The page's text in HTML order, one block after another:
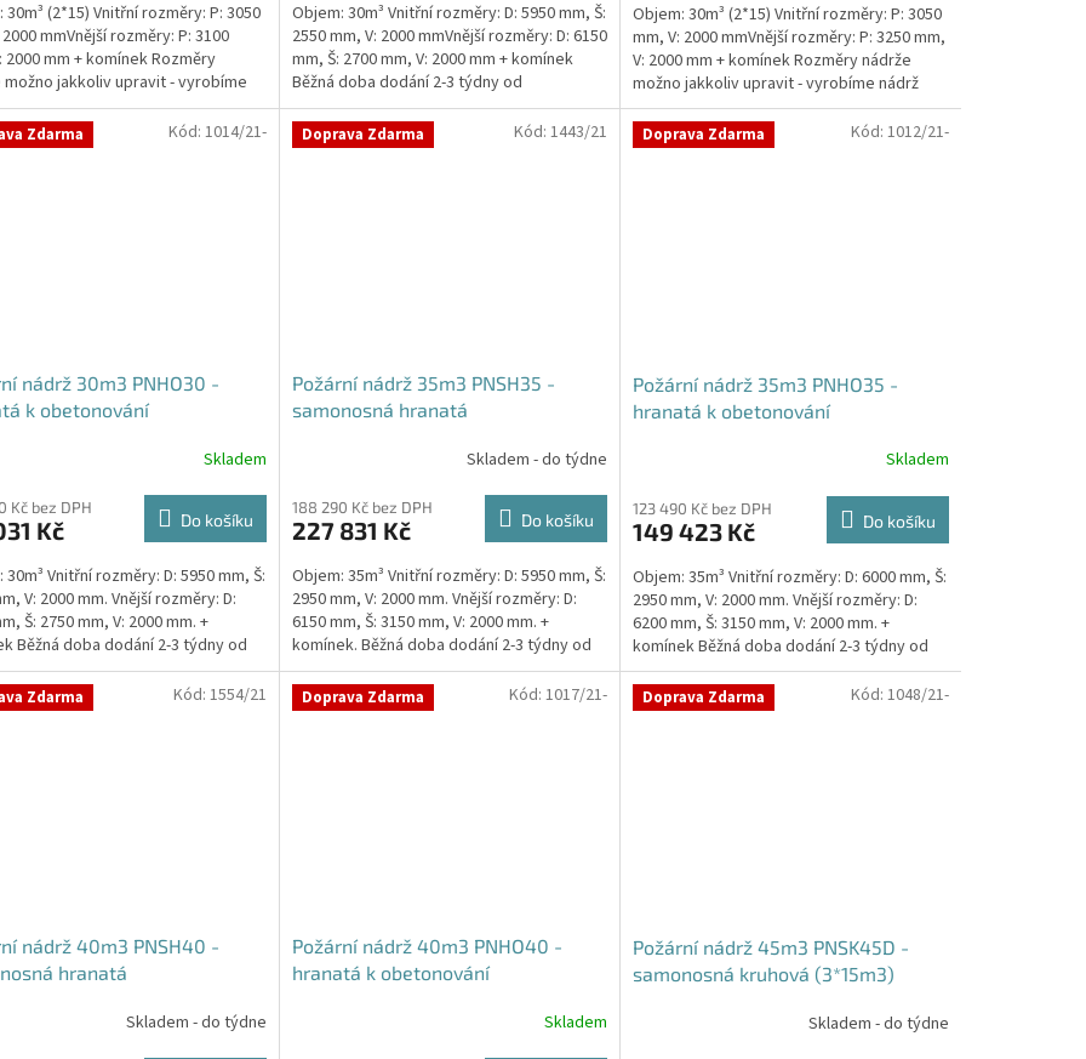
30m³ (2*15) Vnitřní rozměry: P: 3050
mmVnější rozměry: P: 3100
2000 mm + komínek Rozměry
možno jakkoliv upravit - vyrobíme
Objem: 30m³ Vnitřní rozměry: D: 5950 mm, Š:
2550 mm, V: 2000 mmVnější rozměry: D: 6150
mm, Š: 2700 mm, V: 2000 mm + komínek
Běžná doba dodání 2-3 týdny od
objednávky. Rozměry...
Objem: 30m³ (2*15) Vnitřní rozměry: P: 3050
mm, V: 2000 mmVnější rozměry: P: 3250 mm,
V: 2000 mm + komínek Rozměry nádrže
možno jakkoliv upravit - vyrobíme nádrž
na...
Zdarma
nádrž 30m3 PNHO30 -
k obetonování
Skladem
Kč bez DPH
Kč Do košíku
Vnitřní rozměry: D: 5950 mm, Š:
V: 2000 mm. Vnější rozměry: D:
Š: 2750 mm, V: 2000 mm. +
Běžná doba dodání 2-3 týdny od
Kód: 1014/21- Doprava Zdarma
Požární nádrž 35m3 PNSH35 -
samonosná hranatá
Skladem - do týdne
188 290 Kč bez DPH
227 831 Kč Do košíku
Objem: 35m³ Vnitřní rozměry: D: 5950 mm, Š:
2950 mm, V: 2000 mm. Vnější rozměry: D:
6150 mm, Š: 3150 mm, V: 2000 mm. +
komínek. Běžná doba dodání 2-3 týdny od
objednávky....
Kód: 1443/21 Doprava Zdarma
Požární nádrž 35m3 PNHO35 -
hranatá k obetonování
produktu
je
z
5
hvězdiček.
Skladem
123 490 Kč bez DPH
149 423 Kč Do košíku
Objem: 35m³ Vnitřní rozměry: D: 6000 mm, Š:
2950 mm, V: 2000 mm. Vnější rozměry: D:
6200 mm, Š: 3150 mm, V: 2000 mm. +
komínek Běžná doba dodání 2-3 týdny od
objednávky....
Kód: 1012/21-
Zdarma
nádrž 40m3 PNSH40 -
hranatá
Skladem - do týdne
Kód: 1554/21 Doprava Zdarma
Požární nádrž 40m3 PNHO40 -
hranatá k obetonování
Skladem
Kód: 1017/21- Doprava Zdarma
Požární nádrž 45m3 PNSK45D -
samonosná kruhová (3*15m3)
Skladem - do týdne
Kód: 1048/21-